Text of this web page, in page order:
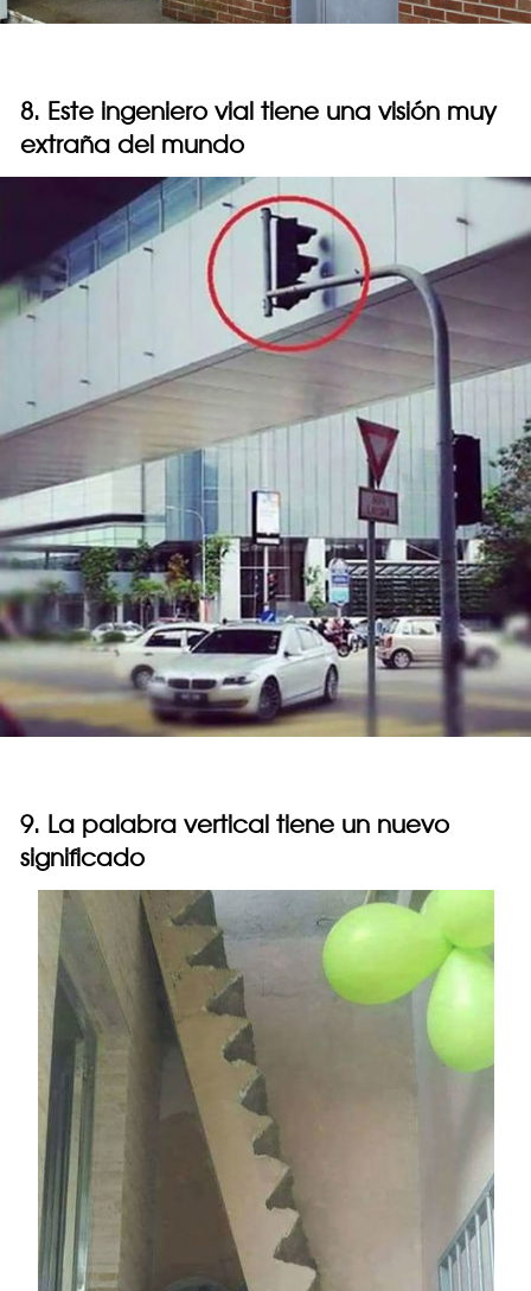
8. Este ingeniero vial tiene una visión muy
extraña del mundo
9. La palabra vertical tiene un nuevo
significado